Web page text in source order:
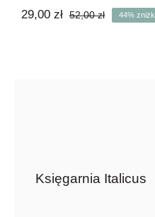
52,00złPierwotna
29,00 zł
Aktualna
44%
Księgarnia Italicus